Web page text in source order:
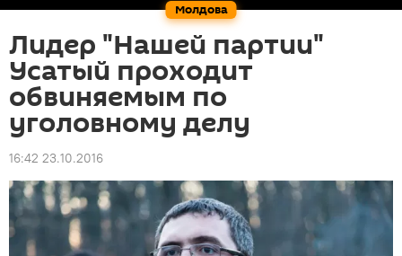
Молдова
Лидер "Нашей партии"
Усатый проходит
обвиняемым по
уголовному делу
16:42 23.10.2016